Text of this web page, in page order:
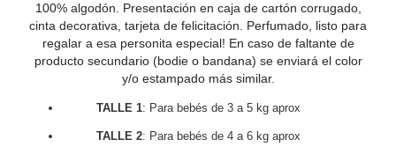
100% algodón. Presentación en caja de cartón corrugado,
cinta decorativa, tarjeta de felicitación. Perfumado, listo para
regalar a esa personita especial! En caso de faltante de
producto secundario (bodie o bandana) se enviará el color
y/o estampado más similar.
TALLE 1: Para bebés de 3 a 5 kg aprox
TALLE 2: Para bebés de 4 a 6 kg aprox